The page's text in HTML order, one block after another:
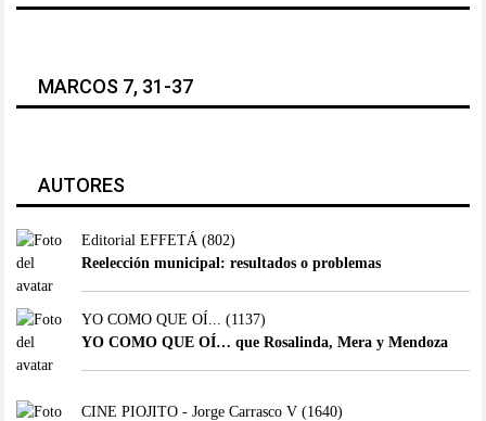
MARCOS 7, 31-37
AUTORES
Editorial EFFETÁ (802)
Reelección municipal: resultados o problemas
YO COMO QUE OÍ...
(1137)
YO COMO QUE OÍ… que Rosalinda, Mera y Mendoza
CINE PIOJITO - Jorge Carrasco V(1640)